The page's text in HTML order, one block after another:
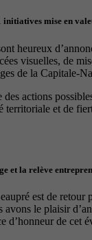
mise en
heureux
visuelles, de
de la Capitale-
actions
territoriale et de
et la relève
est de
avons le plaisir
d’honneur de